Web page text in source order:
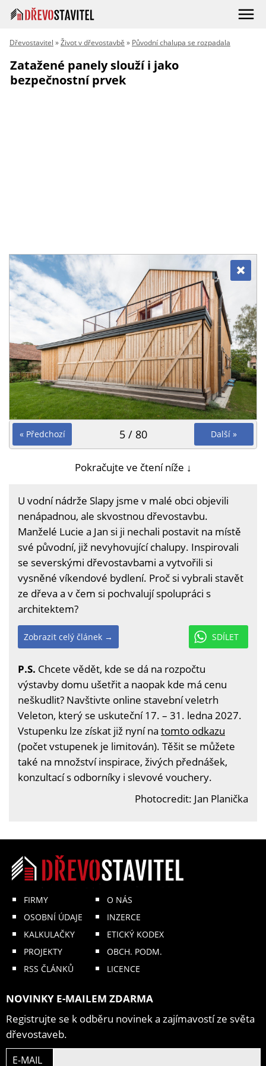
Dřevostavitel »Život v dřevostavbě » Původní chalupa se rozpadala
Zatažené panely slouží i jako
bezpečnostní prvek
« Předchozí Další »
5 / 80
Pokračujte ve čtení níže ↓
U vodní nádrže Slapy jsme v malé obci objevili
nenápadnou, ale skvostnou dřevostavbu.
Manželé Lucie a Jan si ji nechali postavit na místě
své původní, již nevyhovující chalupy. Inspirovali
se severskými dřevostavbami a vytvořili si
vysněné víkendové bydlení. Proč si vybrali stavět
ze dřeva a v čem si pochvalují spolupráci s
architektem?
SDÍLET
Zobrazit celý článek →
P.S. Chcete vědět, kde se dá na rozpočtu
výstavby domu ušetřit a naopak kde má cenu
neškudlit? Navštivte online stavební veletrh
Veleton, který se uskuteční 17. – 31. ledna 2027.
Vstupenku lze získat již nyní na tomto odkazu
(počet vstupenek je limitován). Těšit se můžete
také na množství inspirace, živých přednášek,
konzultací s odborníky i slevové vouchery.
Photocredit: Jan Planička
FIRMY
OSOBNÍ ÚDAJE
KALKULAČKY
PROJEKTY
RSS ČLÁNKŮ
O NÁS
INZERCE
ETICKÝ KODEX
OBCH. PODM.
LICENCE
NOVINKY E-MAILEM ZDARMA
Registrujte se k odběru novinek a zajímavostí ze světa
dřevostaveb.
E-MAIL